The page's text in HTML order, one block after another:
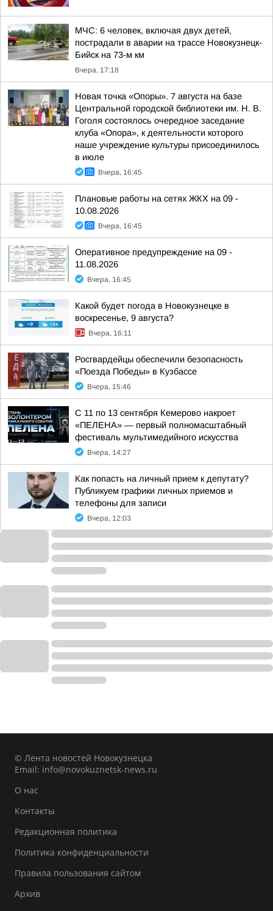
МЧС: 6 человек, включая двух детей,
пострадали в аварии на трассе Новокузнецк-
Бийск на 73-м км
Вчера, 17:18
Новая точка «Опоры». 7 августа на базе
Центральной городской библиотеки им. Н. В.
Гоголя состоялось очередное заседание
клуба «Опора», к деятельности которого
наше учреждение культуры присоединилось
в июле
Вчера, 16:45
Плановые работы на сетях ЖКХ на 09 -
10.08.2026
Вчера, 16:45
Оперативное предупреждение на 09 -
11.08.2026
Вчера, 16:45
Какой будет погода в Новокузнецке в
воскресенье, 9 августа?
Вчера, 16:11
Росгвардейцы обеспечили безопасность
«Поезда Победы» в Кузбассе
Вчера, 15:46
С 11 по 13 сентября Кемерово накроет
«ПЕЛЕНА» — первый полномасштабный
фестиваль мультимедийного искусства
Вчера, 14:27
Как попасть на личный прием к депутату?
Публикуем графики личных приемов и
телефоны для записи
Вчера, 12:03
© Лента новостей Новокузнецка
Email: info@novokuznetsk-news.ru
О нас
Контакты
Редакционная политика
Политика конфиденциальности
Правила пользования сайтом
Архив